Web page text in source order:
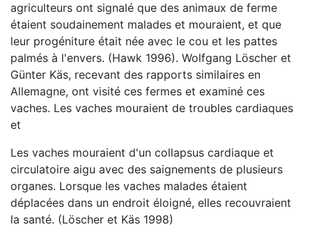
agriculteurs ont signalé que des animaux de ferme
étaient soudainement malades et mouraient, et que
leur progéniture était née avec le cou et les pattes
palmés à l'envers. (Hawk 1996). Wolfgang Löscher et
Günter Käs, recevant des rapports similaires en
Allemagne, ont visité ces fermes et examiné ces
vaches. Les vaches mouraient de troubles cardiaques
et
Les vaches mouraient d'un collapsus cardiaque et
circulatoire aigu avec des saignements de plusieurs
organes. Lorsque les vaches malades étaient
déplacées dans un endroit éloigné, elles recouvraient
la santé. (Löscher et Käs 1998)